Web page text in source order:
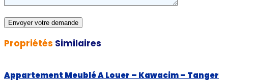
Propriétés Similaires
Appartement Meublé A Louer – Kawacim – Tanger